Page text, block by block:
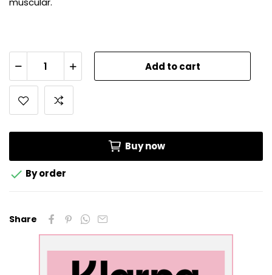
Add to cart
Buy now
 By order
Share